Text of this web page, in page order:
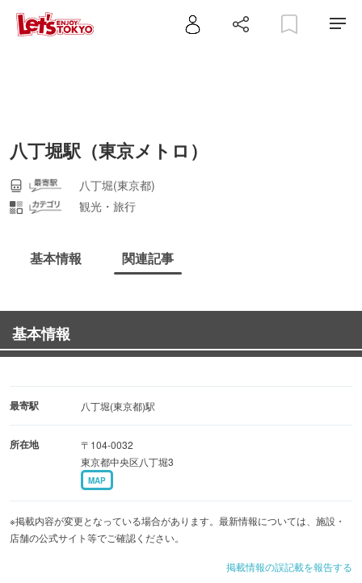
八丁堀駅（東京メトロ）
八丁堀(東京都)
観光・旅行
基本情報 関連記事
基本情報
最寄駅 八丁堀(東京都)駅
所在地
〒104-0032
東京都中央区八丁堀3
MAP
※掲載内容が変更となっている場合があります。最新情報については、施設・
店舗の公式サイト等でご確認ください。
掲載情報の誤記載を報告する